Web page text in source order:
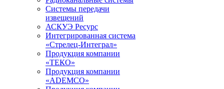
Системы передачи
извещений
АСКУЭ Ресурс
Интегрированная система
«Стрелец-Интеграл»
Продукция компании
«ТЕКО»
Продукция компании
«ADEMCO»